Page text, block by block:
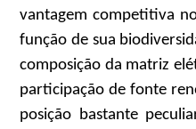
vantagem competitiva
função de sua
composição da matriz
participação de fonte
posição bastante